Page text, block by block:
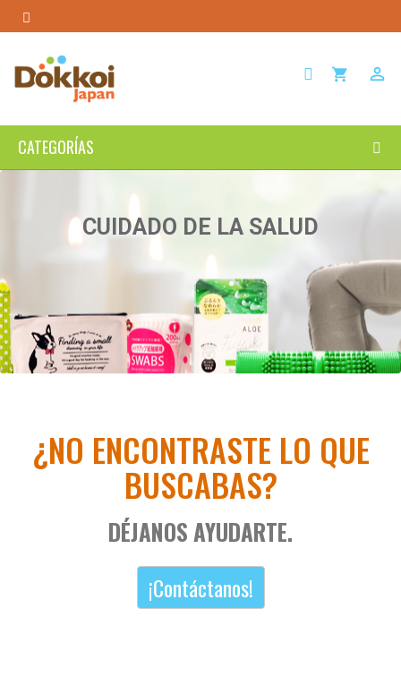

shopping_cart
CATEGORÍAS
CUIDADO DE LA SALUD
¿NO ENCONTRASTE LO QUE
BUSCABAS?
DÉJANOS AYUDARTE.
¡Contáctanos!